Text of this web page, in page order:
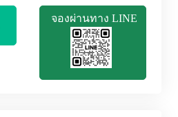
จองผ่านทาง LINE